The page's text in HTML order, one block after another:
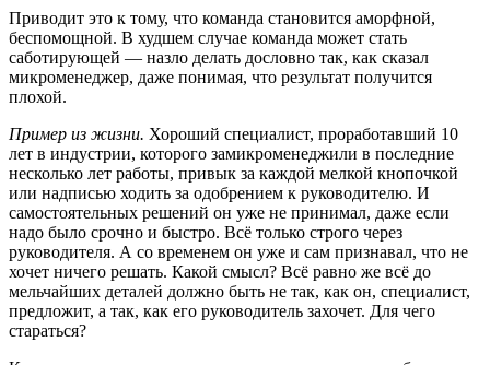
Приводит это к тому, что команда становится аморфной,
беспомощной. В худшем случае команда может стать
саботирующей — назло делать дословно так, как сказал
микроменеджер, даже понимая, что результат получится
плохой.
Пример из жизни. Хороший специалист, проработавший 10
лет в индустрии, которого замикроменеджили в последние
несколько лет работы, привык за каждой мелкой кнопочкой
или надписью ходить за одобрением к руководителю. И
самостоятельных решений он уже не принимал, даже если
надо было срочно и быстро. Всё только строго через
руководителя. А со временем он уже и сам признавал, что не
хочет ничего решать. Какой смысл? Всё равно же всё до
мельчайших деталей должно быть не так, как он, специалист,
предложит, а так, как его руководитель захочет. Для чего
стараться?